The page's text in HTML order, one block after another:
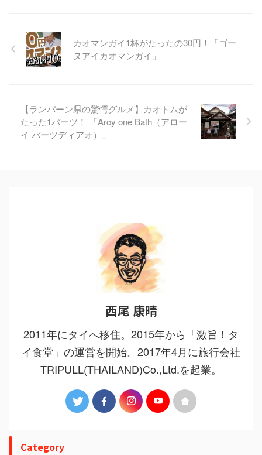
カオマンガイ1杯がたったの30円！「ゴー
ヌアイカオマンガイ」
【ランパーン県の驚愕グルメ】カオトムが
たった1バーツ！ 「Aroy one Bath（アロー
イ バーツディアオ）」
西尾 康晴
2011年にタイへ移住。2015年から「激旨！タ
イ食堂」の運営を開始。2017年4月に旅行会社
TRIPULL(THAILAND)Co.,Ltd.を起業。
Category